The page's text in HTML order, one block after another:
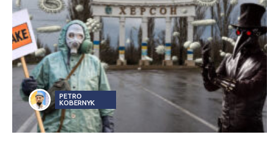
PETRO
KOBERNYK